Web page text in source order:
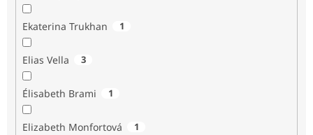
Ekaterina Trukhan 1
Elias Vella 3
Élisabeth Brami 1
Elizabeth Monfortová 1